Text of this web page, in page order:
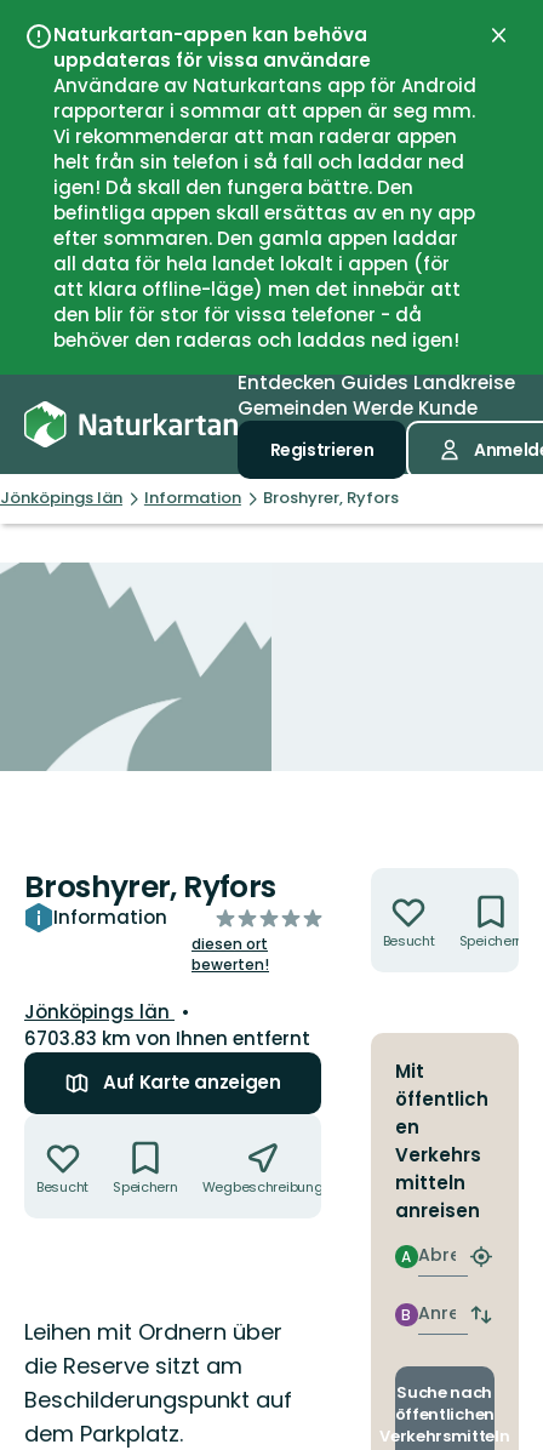
Naturkartan-appen kan behöva
uppdateras för vissa användare
Användare av Naturkartans app för Android
rapporterar i sommar att appen är seg mm.
Vi rekommenderar att man raderar appen
helt från sin telefon i så fall och laddar ned
igen! Då skall den fungera bättre. Den
befintliga appen skall ersättas av en ny app
efter sommaren. Den gamla appen laddar
all data för hela landet lokalt i appen (för
att klara offline-läge) men det innebär att
den blir för stor för vissa telefoner - då
behöver den raderas och laddas ned igen!
EntdeckenGuidesLandkreise
Gemeinden Werde Kunde
Registrieren
Jönköpings län Information Broshyrer, Ryfors
Broshyrer, Ryfors
Information
von
5
Sternen
diesen ort
bewerten!
Landkreis:
Jönköpings län
6703.83 km von Ihnen entfernt
Auf Karte anzeigen
Besucht Speichern Wegbeschreibung
Beschreibung
Leihen mit Ordnern über
die Reserve sitzt am
Beschilderungspunkt auf
dem Parkplatz.
Besucht Speichern
Mit
öffentlich
en
Verkehrs
mitteln
anreisen
Abreise
A
finden
Anreise
B
Suche nach
öffentlichen
Verkehrsmitteln